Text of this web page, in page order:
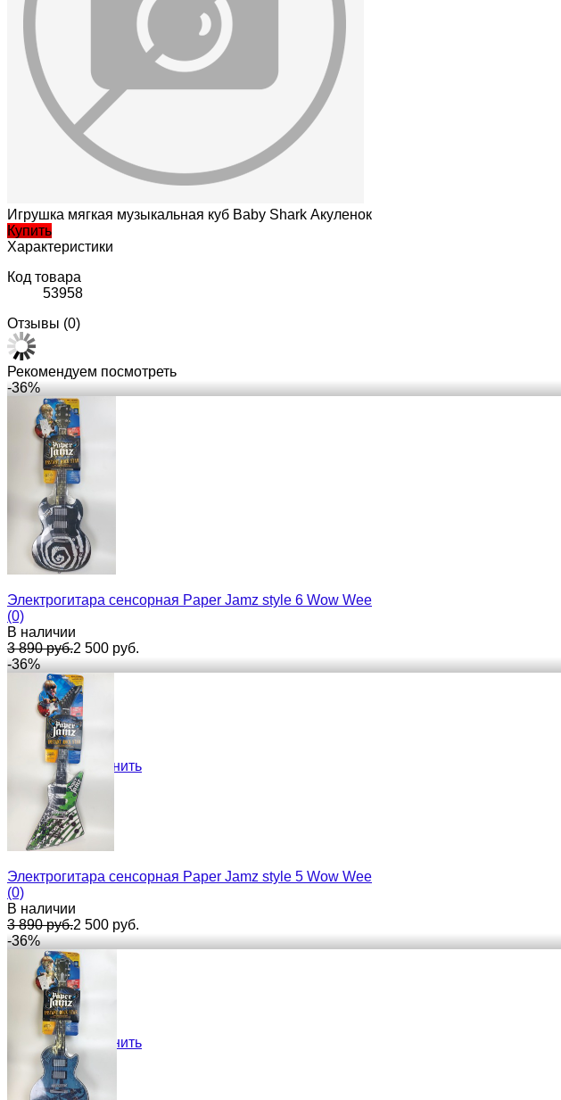
Игрушка мягкая музыкальная куб Baby Shark Акуленок
Купить
Характеристики
Код товара
53958
Отзывы (0)
Рекомендуем посмотреть
-36%
избранное сравнить
Электрогитара сенсорная Paper Jamz style 6 Wow Wee
(0)
В наличии
3 890 руб.2 500 руб.
-36%
избранное сравнить
Электрогитара сенсорная Paper Jamz style 5 Wow Wee
(0)
В наличии
3 890 руб.2 500 руб.
-36%